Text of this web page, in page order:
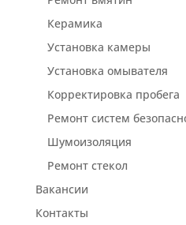
Керамика
Установка камеры
Установка омывателя
Корректировка пробега
Ремонт систем
Шумоизоляция
Ремонт стекол
Вакансии
Контакты